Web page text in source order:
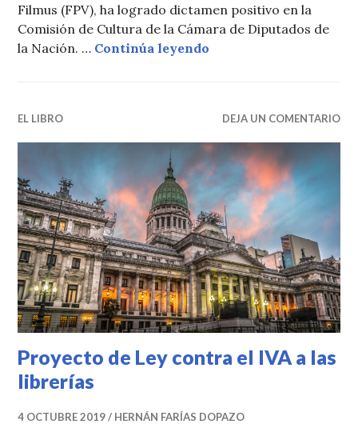
Filmus (FPV), ha logrado dictamen positivo en la
Comisión de Cultura de la Cámara de Diputados de
la Nación. … Continúa leyendo
EL LIBRO DEJA UN COMENTARIO
Proyecto de Ley contra el IVA a las
librerías
4 OCTUBRE 2019 HERNÁN FARÍAS DOPAZO